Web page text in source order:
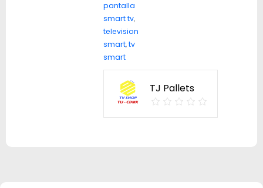
pantalla
smart tv,
television
smart,tv
smart
TJ Pallets